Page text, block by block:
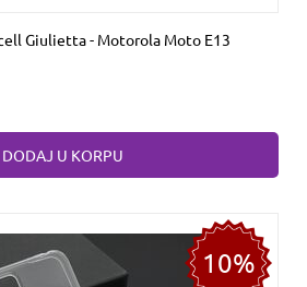
Giulietta - Motorola Moto E13
DODAJ U KORPU
10%